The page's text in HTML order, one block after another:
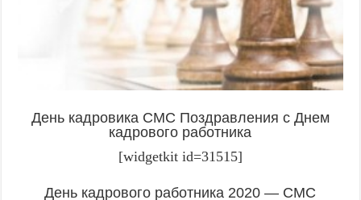
День кадровика СМС Поздравления с Днем
кадрового работника
[widgetkit id=31515]
День кадрового работника 2020 — СМС